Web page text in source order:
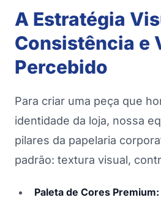
A Estratégia
Consistência e
Percebido
Para criar uma peça que
identidade da loja, nossa
pilares da papelaria
padrão: textura visual,
Paleta de Cores Premium: